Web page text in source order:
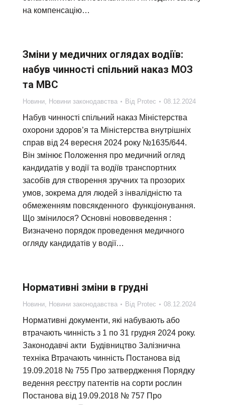
на компенсацію…
Зміни у медичних оглядах водіїв:
набув чинності спільний наказ МОЗ
та МВС
Новини, Новини законодавства Від Protec 08.12.2024
Набув чинності спільний наказ Міністерства
охорони здоров’я та Міністерства внутрішніх
справ від 24 вересня 2024 року №1635/644.
Він змінює Положення про медичний огляд
кандидатів у водії та водіїв транспортних
засобів для створення зручних та прозорих
умов, зокрема для людей з інвалідністю та
обмеженням повсякденного функціонування.
Що змінилося? Основні нововведення :
Визначено порядок проведення медичного
огляду кандидатів у водії…
Нормативні зміни в грудні
Новини, Новини законодавства Від Protec 08.12.2024
Нормативні документи, які набувають або
втрачають чинність з 1 по 31 грудня 2024 року.
Законодавчі акти Будівництво Залізнична
техніка Втрачають чинність Постанова від
19.09.2018 № 755 Про затвердження Порядку
ведення реєстру патентів на сорти рослин
Постанова від 19.09.2018 № 757 Про